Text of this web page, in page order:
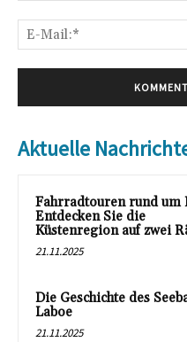
Aktuelle
Fahrradtouren rund um
Entdecken Sie die
Küstenregion auf zwei
21.11.2025
Die Geschichte des
Laboe
21.11.2025